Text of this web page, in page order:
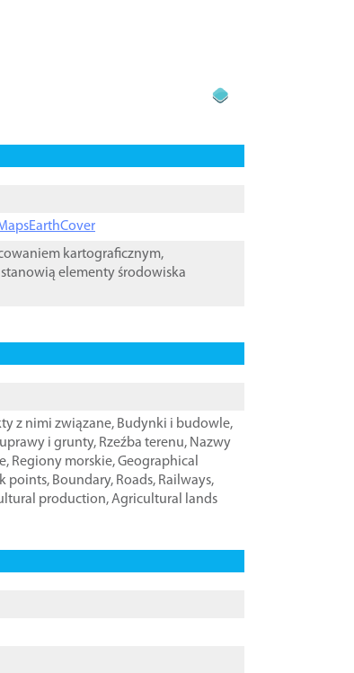
kartograficznym,
elementy środowiska
z nimi związane, Budynki i budowle,
i grunty, Rzeźba terenu, Nazwy
, Regiony morskie,Geographical
points, Boundary, Roads, Railways,
production,Agricultural lands